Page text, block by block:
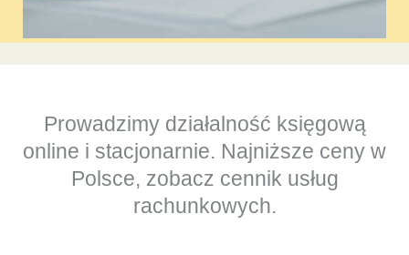
Prowadzimy działalność księgową
online i stacjonarnie. Najniższe ceny w
Polsce, zobacz cennik usług
rachunkowych.